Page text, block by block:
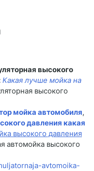
высокого
Какая лучше мойка на
высокого
мойка автомобиля,
давления какая
высокого давления
автомойка высокого
avtomoika-